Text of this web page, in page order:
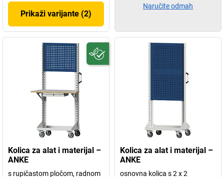
Prikaži varijante (2)
Kolica za alat i materijal –
ANKE
s rupičastom pločom, radnom
Kolica za alat i materijal –
ANKE
osnovna kolica s 2 x 2
Naručite odmah